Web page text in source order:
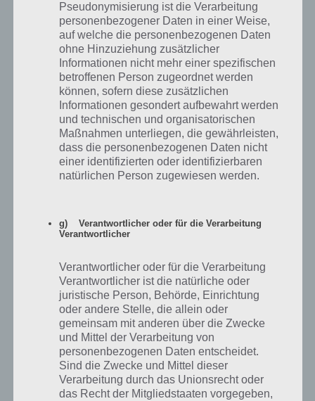
Dieses brauchst du, um den Wassererhitzer anzuschalten. Nun kann
man das Warmwasser aufmachen und sieht erneut einen Code.
Auch hier die Screenshots von Level 4 von 100 Rooms.
Pseudonymisierung ist die Verarbeitung
personenbezogener Daten in einer Weise,
auf welche die personenbezogenen Daten
ohne Hinzuziehung zusätzlicher
Informationen nicht mehr einer spezifischen
betroffenen Person zugeordnet werden
können, sofern diese zusätzlichen
Informationen gesondert aufbewahrt werden
und technischen und organisatorischen
Maßnahmen unterliegen, die gewährleisten,
dass die personenbezogenen Daten nicht
einer identifizierten oder identifizierbaren
natürlichen Person zugewiesen werden.
g) Verantwortlicher oder für die Verarbeitung
Verantwortlicher
Verantwortlicher oder für die Verarbeitung
Verantwortlicher ist die natürliche oder
juristische Person, Behörde, Einrichtung
oder andere Stelle, die allein oder
gemeinsam mit anderen über die Zwecke
und Mittel der Verarbeitung von
personenbezogenen Daten entscheidet.
Sind die Zwecke und Mittel dieser
Verarbeitung durch das Unionsrecht oder
das Recht der Mitgliedstaaten vorgegeben,